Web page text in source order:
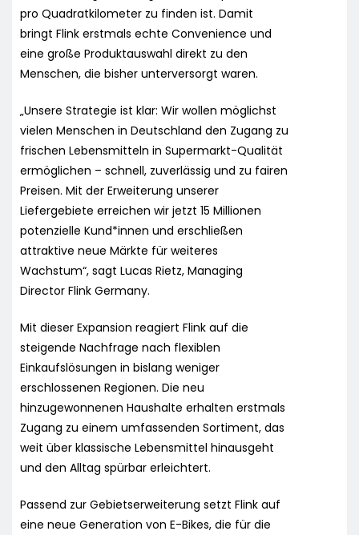
pro Quadratkilometer zu finden ist. Damit
bringt Flink erstmals echte Convenience und
eine große Produktauswahl direkt zu den
Menschen, die bisher unterversorgt waren.
„Unsere Strategie ist klar: Wir wollen möglichst
vielen Menschen in Deutschland den Zugang zu
frischen Lebensmitteln in Supermarkt-Qualität
ermöglichen – schnell, zuverlässig und zu fairen
Preisen. Mit der Erweiterung unserer
Liefergebiete erreichen wir jetzt 15 Millionen
potenzielle Kund*innen und erschließen
attraktive neue Märkte für weiteres
Wachstum“, sagt Lucas Rietz, Managing
Director Flink Germany.
Mit dieser Expansion reagiert Flink auf die
steigende Nachfrage nach flexiblen
Einkaufslösungen in bislang weniger
erschlossenen Regionen. Die neu
hinzugewonnenen Haushalte erhalten erstmals
Zugang zu einem umfassenden Sortiment, das
weit über klassische Lebensmittel hinausgeht
und den Alltag spürbar erleichtert.
Passend zur Gebietserweiterung setzt Flink auf
eine neue Generation von E-Bikes, die für die